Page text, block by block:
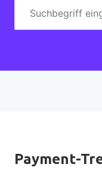
Payment-